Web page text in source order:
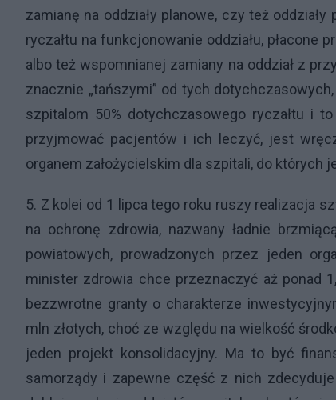
zamianę na oddziały planowe, czy też
ryczałtu na funkcjonowanie oddziału, płacone
albo też wspomnianej zamiany na oddział z
znacznie „tańszymi” od tych
szpitalom 50% dotychczasowego ryczałtu i
przyjmować pacjentów i ich leczyć, jest
organem założycielskim dla szpitali, do których
5. Z kolei od 1 lipca tego roku ruszy realizacja
na ochronę zdrowia, nazwany ładnie
powiatowych, prowadzonych przez jeden
minister zdrowia chce przeznaczyć aż ponad
bezzwrotne granty o charakterze
mln złotych, choć ze względu na wielkość
jeden projekt konsolidacyjny. Ma to być
samorządy i zapewne część z nich